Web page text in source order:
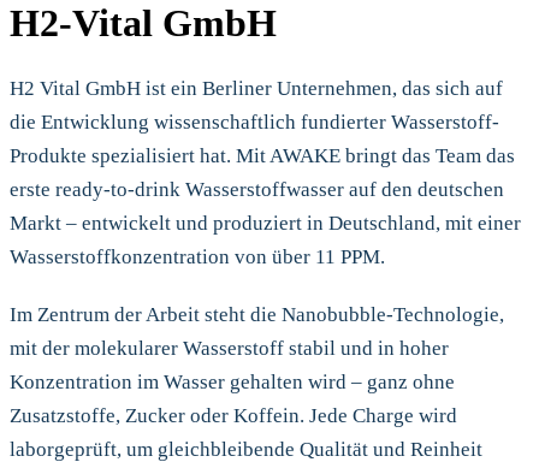
H2-Vital GmbH
H2 Vital GmbH ist ein Berliner Unternehmen, das sich auf
die Entwicklung wissenschaftlich fundierter Wasserstoff-
Produkte spezialisiert hat. Mit AWAKE bringt das Team das
erste ready-to-drink Wasserstoffwasser auf den deutschen
Markt – entwickelt und produziert in Deutschland, mit einer
Wasserstoffkonzentration von über 11 PPM.
Im Zentrum der Arbeit steht die Nanobubble-Technologie,
mit der molekularer Wasserstoff stabil und in hoher
Konzentration im Wasser gehalten wird – ganz ohne
Zusatzstoffe, Zucker oder Koffein. Jede Charge wird
laborgeprüft, um gleichbleibende Qualität und Reinheit